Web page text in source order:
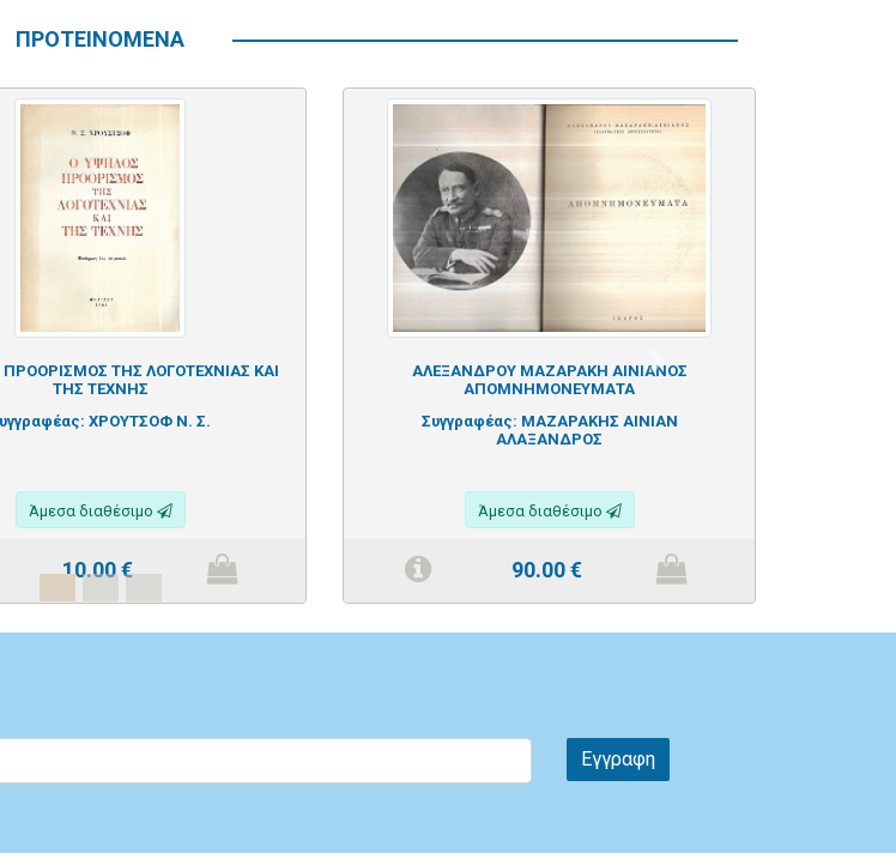
ΠΡΟΤΕΙΝΟΜΕΝΑ
ΤΗΣ ΛΟΓΟΤΕΧΝΙΑΣ ΚΑΙ
ΤΗΣ ΤΕΧΝΗΣ
ΧΡΟΥΤΣΟΦ Ν. Σ.
Άμεσα διαθέσιμο
10.00€
ΑΛΕΞΑΝΔΡΟΥ ΜΑΖΑΡΑΚΗ ΑΙΝΙΑΝΟΣ
ΑΠΟΜΝΗΜΟΝΕΥΜΑΤΑ
Συγγραφέας: ΜΑΖΑΡΑΚΗΣ ΑΙΝΙΑΝ
ΑΛΑΞΑΝΔΡΟΣ
Άμεσα διαθέσιμο
90.00€
Next
Εγγραφη